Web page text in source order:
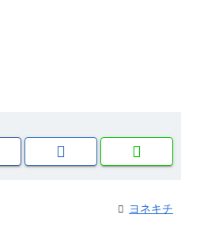
ヨネキチ